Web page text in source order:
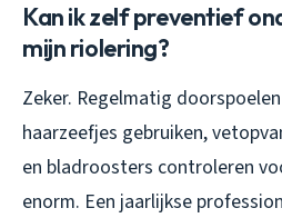
Kan ik zelf preventief
mijn riolering?
Zeker. Regelmatig
haarzeefjes gebruiken,
en bladroosters controleren
enorm. Een jaarlijkse